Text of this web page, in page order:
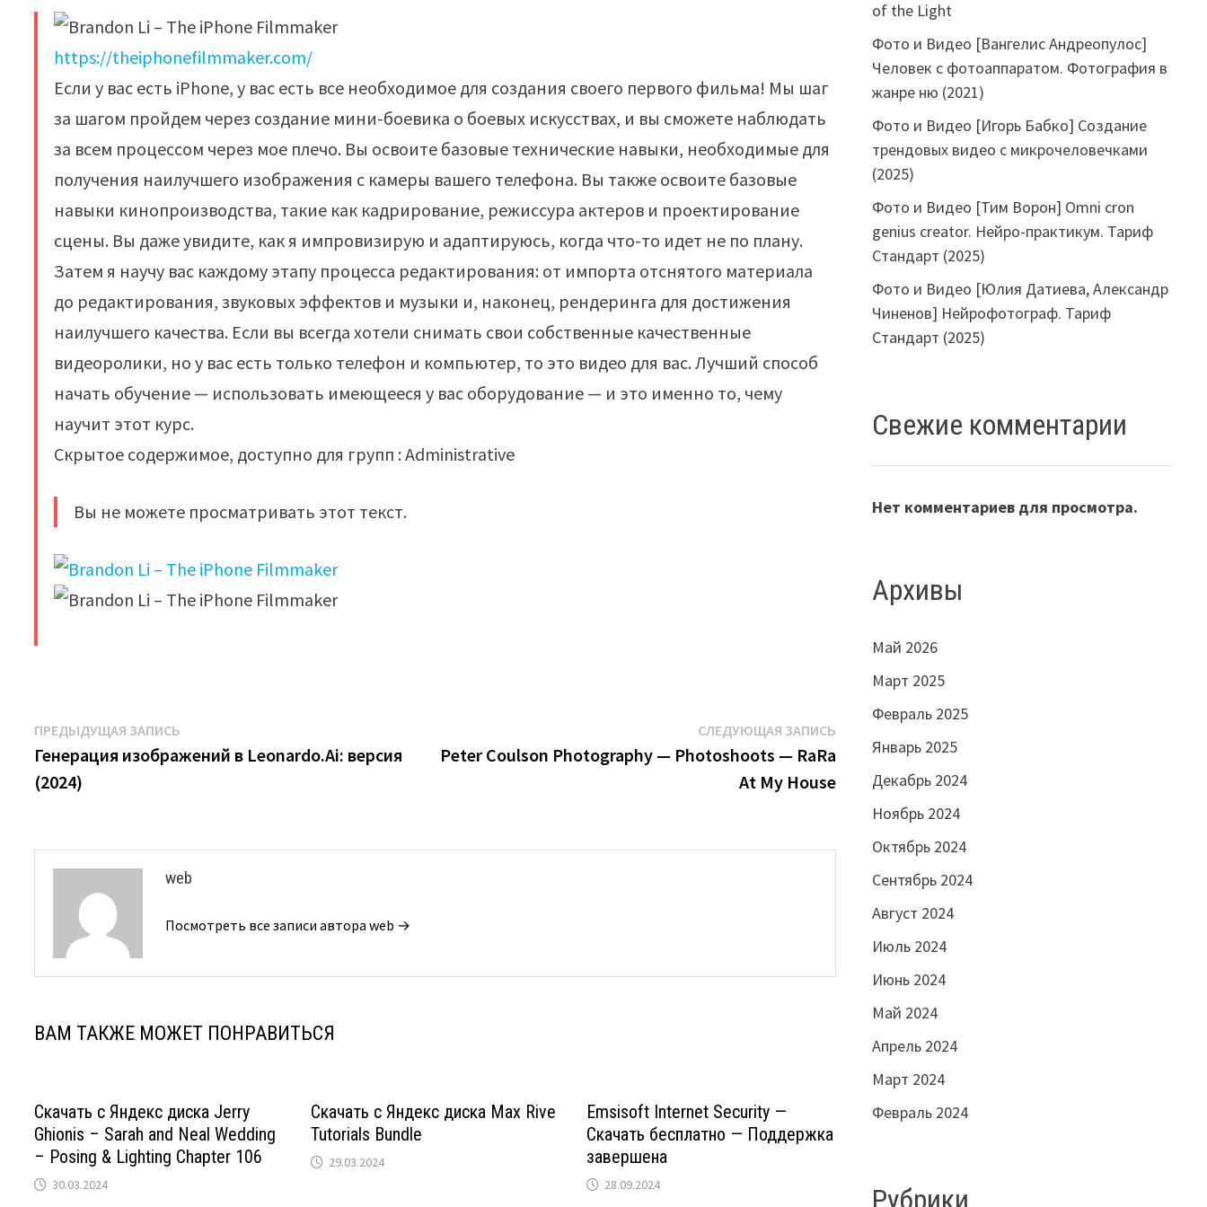
https://theiphonefilmmaker.com/
Если у вас есть iPhone, у вас есть все необходимое для создания своего первого фильма! Мы шаг
за шагом пройдем через создание мини-боевика о боевых искусствах, и вы сможете наблюдать
за всем процессом через мое плечо. Вы освоите базовые технические навыки, необходимые для
получения наилучшего изображения с камеры вашего телефона. Вы также освоите базовые
навыки кинопроизводства, такие как кадрирование, режиссура актеров и проектирование
сцены. Вы даже увидите, как я импровизирую и адаптируюсь, когда что-то идет не по плану.
Затем я научу вас каждому этапу процесса редактирования: от импорта отснятого материала
до редактирования, звуковых эффектов и музыки и, наконец, рендеринга для достижения
наилучшего качества. Если вы всегда хотели снимать свои собственные качественные
видеоролики, но у вас есть только телефон и компьютер, то это видео для вас. Лучший способ
начать обучение — использовать имеющееся у вас оборудование — и это именно то, чему
научит этот курс.
Скрытое содержимое, доступно для групп : Administrative
Вы не можете просматривать этот текст.
Навигация
по
записям
ПРЕДЫДУЩАЯ ЗАПИСЬ
запись:
Генерация изображений в Leonardo.Ai: версия
(2024)
СЛЕДУЮЩАЯ ЗАПИСЬСледующая
запись:
Peter Coulson Photography — Photoshoots — RaRa
At My House
web
Посмотреть все записи автора web →
ВАМ ТАКЖЕ МОЖЕТ ПОНРАВИТЬСЯ
Скачать с Яндекс диска Jerry
Ghionis – Sarah and Neal Wedding
– Posing & Lighting Chapter 106
30.03.2024
Скачать с Яндекс диска Max Rive
Tutorials Bundle
29.03.2024
Emsisoft Internet Security —
Скачать бесплатно — Поддержка
завершена
28.09.2024
of the Light
Фото и Видео [Вангелис Андреопулос]
Человек с фотоаппаратом. Фотография в
жанре ню (2021)
Фото и Видео [Игорь Бабко] Создание
трендовых видео с микрочеловечками
(2025)
Фото и Видео [Тим Ворон] Omni cron
genius creator. Нейро-практикум. Тариф
Стандарт (2025)
Фото и Видео [Юлия Датиева, Александр
Чиненов] Нейрофотограф. Тариф
Стандарт (2025)
Свежие комментарии
Нет комментариев для просмотра.
Архивы
Май 2026
Март 2025
Февраль 2025
Январь 2025
Декабрь 2024
Ноябрь 2024
Октябрь 2024
Сентябрь 2024
Август 2024
Июль 2024
Июнь 2024
Май 2024
Апрель 2024
Март 2024
Февраль 2024
Рубрики